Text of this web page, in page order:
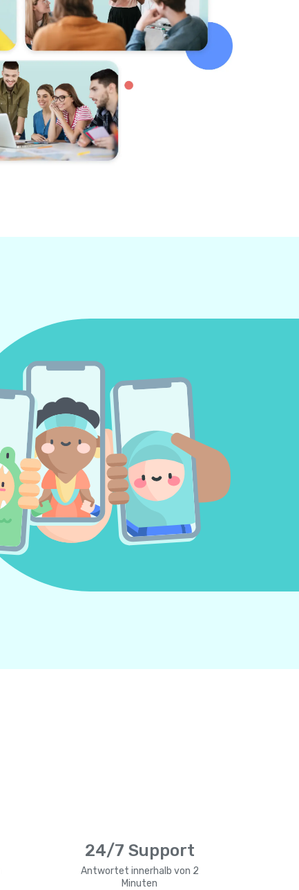
24/7 Support
Antwortet innerhalb von 2
Minuten